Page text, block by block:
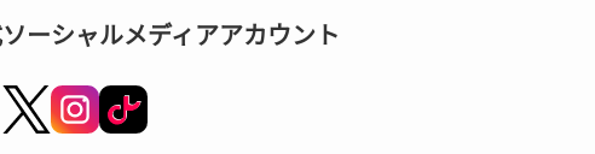
ーシャルメディアアカウント